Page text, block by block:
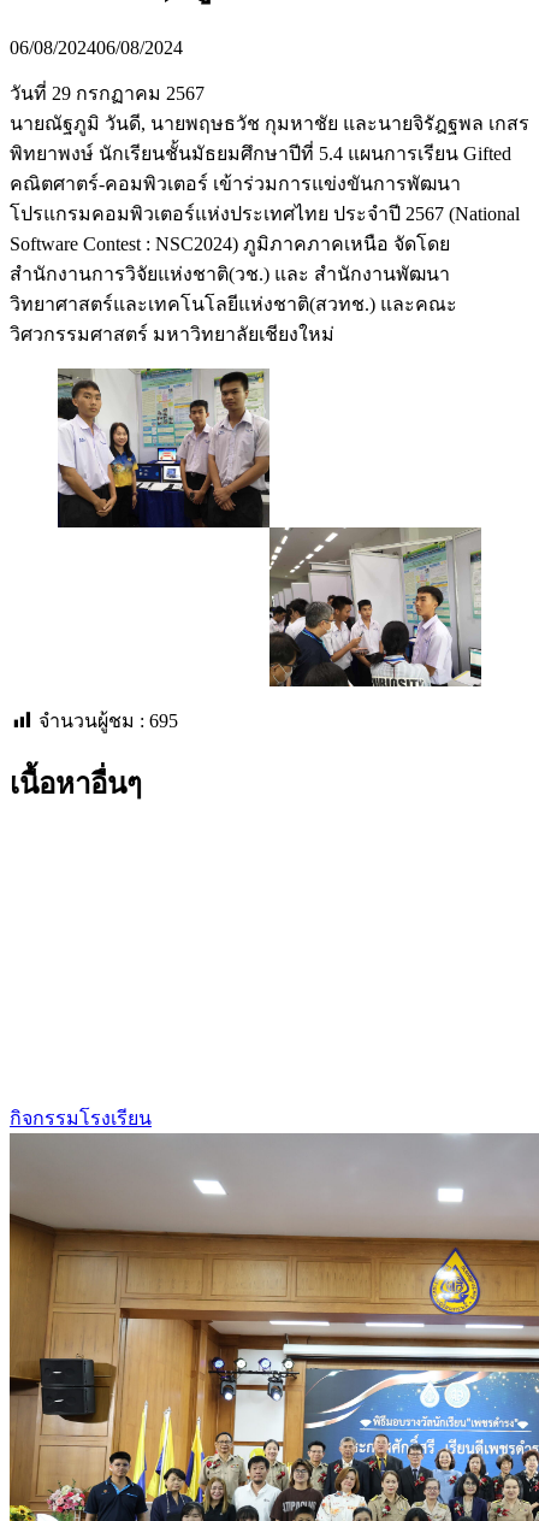
06/08/202406/08/2024
วันที่ 29 กรกฏาคม 2567
นายณัฐภูมิ วันดี, นายพฤษธวัช กุมหาชัย และนายจิรัฎฐพล เกสร
พิทยาพงษ์ นักเรียนชั้นมัธยมศึกษาปีที่ 5.4 แผนการเรียน Gifted
คณิตศาตร์-คอมพิวเตอร์ เข้าร่วมการแข่งขันการพัฒนา
โปรแกรมคอมพิวเตอร์แห่งประเทศไทย ประจำปี 2567 (National
Software Contest​ : NSC2024) ภูมิภาคภาคเหนือ​ จัดโดย
สำนักงานการวิจัยแห่งชาติ(วช.) และ สำนักงานพัฒนา
วิทยาศาสตร์และเทคโนโลยีแห่งชาติ(สวทช.) และคณะ
วิศวกรรมศาสตร์ มหาวิทยาลัยเชียงใหม่
จำนวนผู้ชม : 695
เนื้อหาอื่นๆ
กิจกรรมโรงเรียน